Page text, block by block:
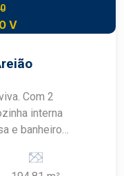
completa
sem
com centros
e
de comércio e
comercial,
um corretor
V
Com 2
e banheiro